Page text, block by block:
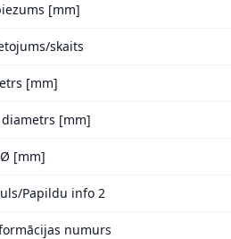
[mm]
skaits
[mm]
[mm]
[mm]
Papildu info 2
numurs